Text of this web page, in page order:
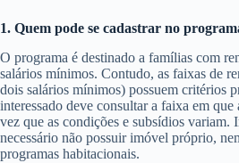
1. Quem pode se cadastrar no
O programa é destinado a famílias com
salários mínimos. Contudo, as faixas de
dois salários mínimos) possuem critérios
interessado deve consultar a faixa em que
vez que as condições e subsídios variam.
necessário não possuir imóvel próprio,
programas habitacionais.